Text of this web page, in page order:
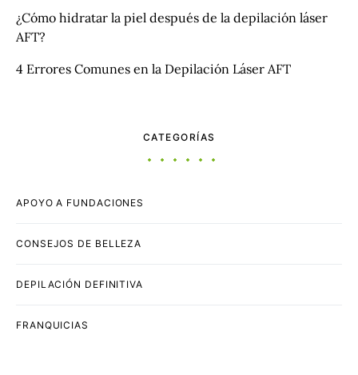
¿Cómo hidratar la piel después de la depilación láser
AFT?
4 Errores Comunes en la Depilación Láser AFT
CATEGORÍAS
APOYO A FUNDACIONES
CONSEJOS DE BELLEZA
DEPILACIÓN DEFINITIVA
FRANQUICIAS